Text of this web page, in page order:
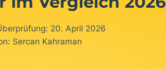
20. April 2026
Sercan Kahraman